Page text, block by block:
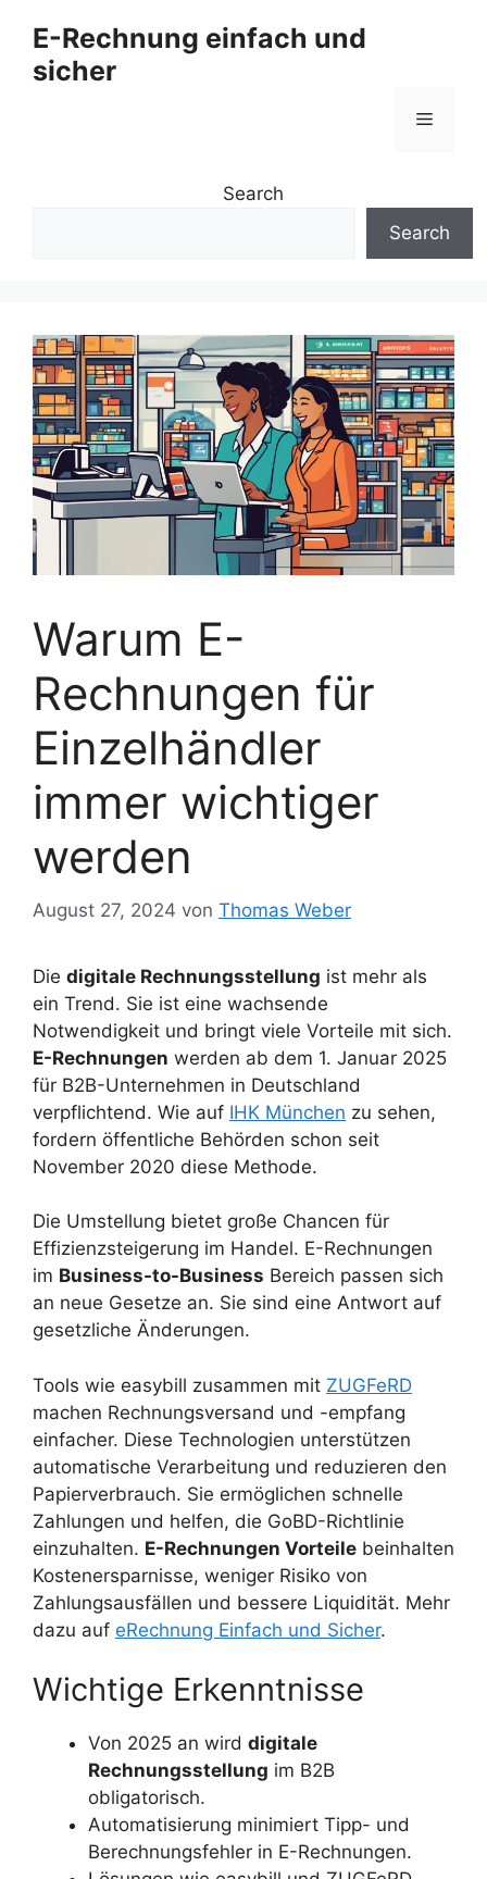
Inhalt
springen
E-Rechnung einfach und
sicher
Menü
Search
Search
Warum E-
Rechnungen für
Einzelhändler
immer wichtiger
werden
August 27, 2024 von Thomas Weber
Die digitale Rechnungsstellung ist mehr als
ein Trend. Sie ist eine wachsende
Notwendigkeit und bringt viele Vorteile mit sich.
E-Rechnungen werden ab dem 1. Januar 2025
für B2B-Unternehmen in Deutschland
verpflichtend. Wie auf IHK München zu sehen,
fordern öffentliche Behörden schon seit
November 2020 diese Methode.
Die Umstellung bietet große Chancen für
Effizienzsteigerung im Handel. E-Rechnungen
im Business-to-Business Bereich passen sich
an neue Gesetze an. Sie sind eine Antwort auf
gesetzliche Änderungen.
Tools wie easybill zusammen mit ZUGFeRD
machen Rechnungsversand und -empfang
einfacher. Diese Technologien unterstützen
automatische Verarbeitung und reduzieren den
Papierverbrauch. Sie ermöglichen schnelle
Zahlungen und helfen, die GoBD-Richtlinie
einzuhalten. E-Rechnungen Vorteile beinhalten
Kostenersparnisse, weniger Risiko von
Zahlungsausfällen und bessere Liquidität. Mehr
dazu auf eRechnung Einfach und Sicher.
Wichtige Erkenntnisse
Von 2025 an wird digitale
Rechnungsstellung im B2B
obligatorisch.
Automatisierung minimiert Tipp- und
Berechnungsfehler in E-Rechnungen.